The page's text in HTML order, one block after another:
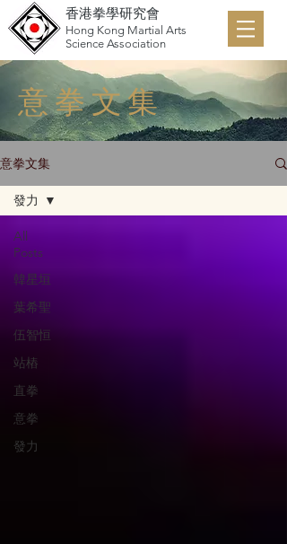
香港拳學研究會
Hong Kong Martial Arts
Science Association
意拳文集
意拳文集
All
Posts
韓星垣
葉希聖
伍智恒
站樁
直拳
意拳
發力
發力